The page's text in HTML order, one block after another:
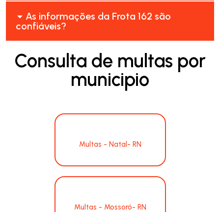
As informações da Frota 162 são
confiáveis?
Consulta de multas por
municipio
Multas - Natal- RN
Multas - Mossoró- RN